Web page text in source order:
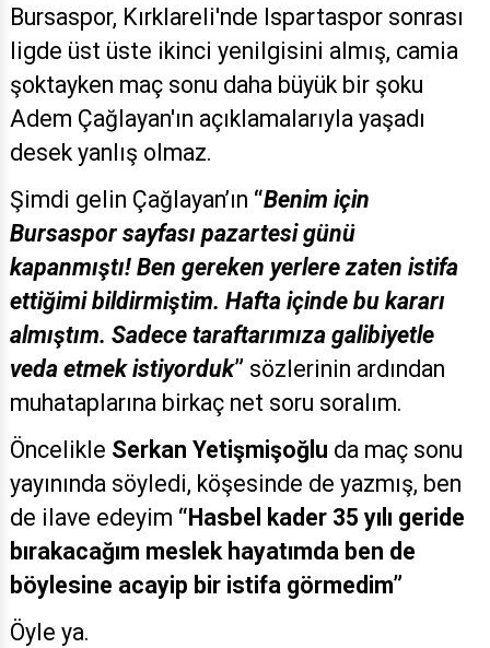
Bursaspor, Kırklareli'nde Ispartaspor sonrası
ligde üst üste ikinci yenilgisini almış, camia
şoktayken maç sonu daha büyük bir şoku
Adem Çağlayan'ın açıklamalarıyla yaşadı
desek yanlış olmaz.
Şimdi gelin Çağlayan’ın “Benim için
Bursaspor sayfası pazartesi günü
kapanmıştı! Ben gereken yerlere zaten istifa
ettiğimi bildirmiştim. Hafta içinde bu kararı
almıştım. Sadece taraftarımıza galibiyetle
veda etmek istiyorduk” sözlerinin ardından
muhataplarına birkaç net soru soralım.
Öncelikle Serkan Yetişmişoğlu da maç sonu
yayınında söyledi, köşesinde de yazmış, ben
de ilave edeyim “Hasbel kader 35 yılı geride
bırakacağım meslek hayatımda ben de
böylesine acayip bir istifa görmedim”
Öyle ya.